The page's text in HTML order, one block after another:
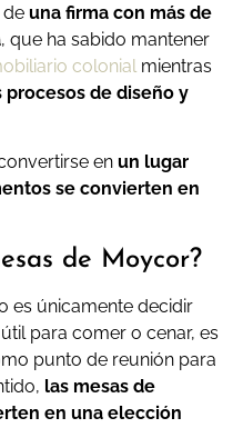
de una firma con más de
, que ha sabido mantener
colonial mientras
procesos de diseño y
en un lugar
se convierten en
de Moycor?
es únicamente decidir
para comer o cenar, es
punto de reunión para
las mesas de
en una elección